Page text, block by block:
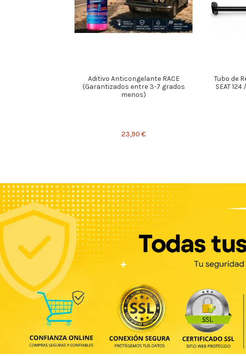
Aditivo Anticongelante RACE
(Garantizados entre 3-7 grados
menos)
23,90 €
Tubo de
SEAT 124